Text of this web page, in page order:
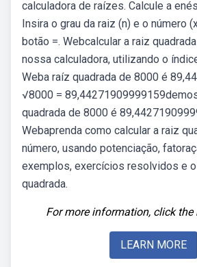
calculadora de raízes. Calcule a
Insira o grau da raiz (n) e o número
botão =. Webcalcular a raiz
nossa calculadora, utilizando o
Weba raíz quadrada de 8000 é
√8000 =
quadrada de 8000 é
Webaprenda como calcular a raiz
número, usando potenciação,
exemplos, exercícios resolvidos e
quadrada.
For more information, click the
LEARN MORE